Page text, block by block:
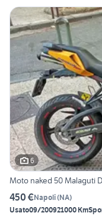
6
Moto naked 50 Malaguti
450 €Napoli(NA)
Usato09/200921000 Km